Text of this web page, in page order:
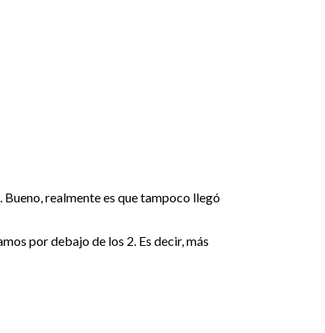
realmente es que tampoco llegó
por debajo de los 2. Es decir, más